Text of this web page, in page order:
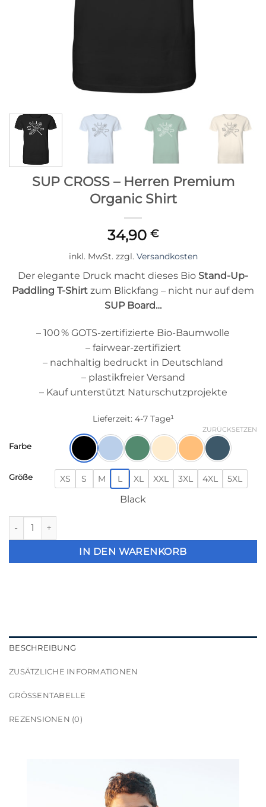
SUP CROSS – Herren Premium
Organic Shirt
34,90 €
inkl. MwSt. zzgl. Versandkosten
Der elegante Druck macht dieses Bio Stand-Up-
Paddling T-Shirt zum Blickfang – nicht nur auf dem
SUP Board…
– 100 % GOTS-zertifizierte Bio-Baumwolle
– fairwear-zertifiziert
– nachhaltig bedruckt in Deutschland
– plastikfreier Versand
– Kauf unterstützt Naturschutzprojekte
Lieferzeit: 4-7 Tage¹
Farbe
Größe XS S M L XL XXL 3XL 4XL 5XL
ZURÜCKSETZEN
Black
SUP CROSS – Herren Premium Organic Shirt Menge
IN DEN WARENKORB
BESCHREIBUNG
ZUSÄTZLICHE INFORMATIONEN
GRÖSSENTABELLE
REZENSIONEN (0)